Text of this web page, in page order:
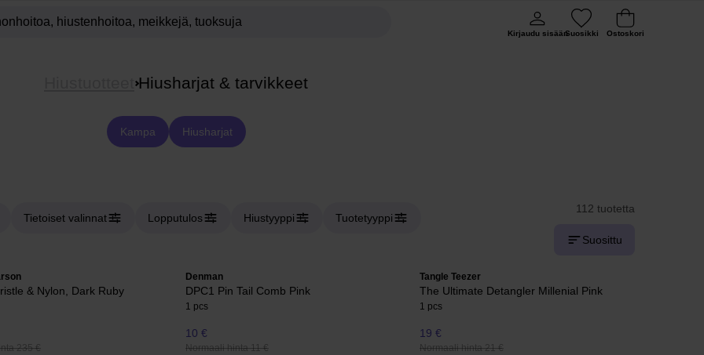
Kirjaudu sisäänSuosikki Ostoskori
Hiusharjat & tarvikkeet
Kampa Hiusharjat
Tietoiset valinnat Lopputulos Hiustyyppi Tuotetyyppi
112 tuotetta
Suosittu
& Nylon, Dark Ruby
235 €
Denman
DPC1 Pin Tail Comb Pink
1 pcs
10 €
Normaali hinta 11 €
Tangle Teezer
The Ultimate Detangler Millenial Pink
1 pcs
19 €
Normaali hinta 21 €